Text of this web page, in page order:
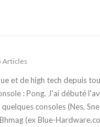
Articles
et de high tech depuis
: Pong. J'ai débuté
consoles (Nes,
(ex Blue-